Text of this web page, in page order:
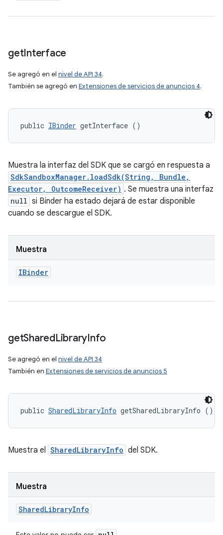
getInterface
Se agregó en el nivel de API 34.
También se agregó en Extensiones de servicios de anuncios 4.
public IBinder getInterface ()
Muestra la interfaz del SDK que se cargó en respuesta a
SdkSandboxManager.loadSdk(String, Bundle,
Executor, OutcomeReceiver) . Se muestra una interfaz
null si Binder ha estado dejará de estar disponible
cuando se descargue el SDK.
Muestra
IBinder
getSharedLibraryInfo
Se agregó en el nivel de API 34
También en Extensiones de servicios de anuncios 5
public SharedLibraryInfo getSharedLibraryInfo ()
Muestra el SharedLibraryInfo del SDK.
Muestra
SharedLibraryInfo